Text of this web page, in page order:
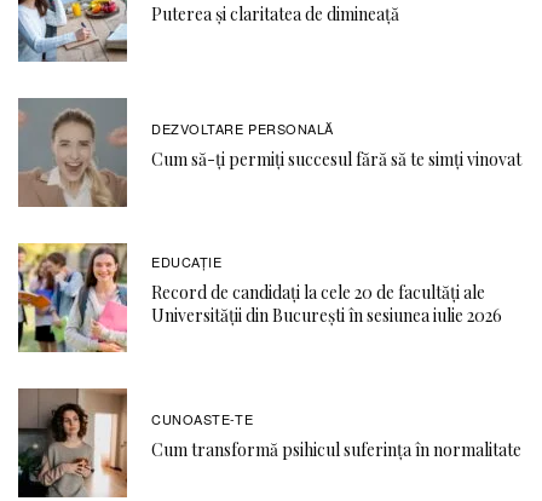
Puterea și claritatea de dimineață
DEZVOLTARE PERSONALĂ
Cum să-ți permiți succesul fără să te simți vinovat
EDUCAŢIE
Record de candidați la cele 20 de facultăți ale
Universității din București în sesiunea iulie 2026
CUNOASTE-TE
Cum transformă psihicul suferința în normalitate